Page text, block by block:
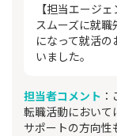
【担当エージ
スムーズに就職
になって就活
いました。
担当者コメント
転職活動において
サポートの方向性